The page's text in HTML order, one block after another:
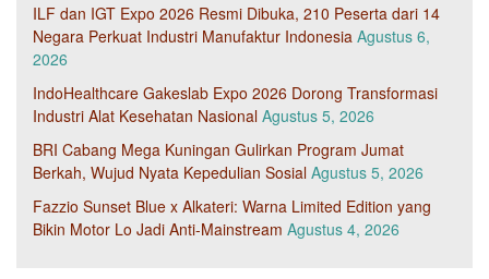
ILF dan IGT Expo 2026 Resmi Dibuka, 210 Peserta dari 14
Negara Perkuat Industri Manufaktur Indonesia Agustus 6,
2026
IndoHealthcare Gakeslab Expo 2026 Dorong Transformasi
Industri Alat Kesehatan Nasional Agustus 5, 2026
BRI Cabang Mega Kuningan Gulirkan Program Jumat
Berkah, Wujud Nyata Kepedulian Sosial Agustus 5, 2026
Fazzio Sunset Blue x Alkateri: Warna Limited Edition yang
Bikin Motor Lo Jadi Anti-Mainstream Agustus 4, 2026